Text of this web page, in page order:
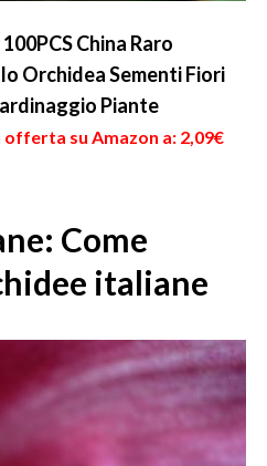
China Raro
Orchidea Sementi Fiori
Piante
offerta su Amazon a: 2,09€
Come
italiane